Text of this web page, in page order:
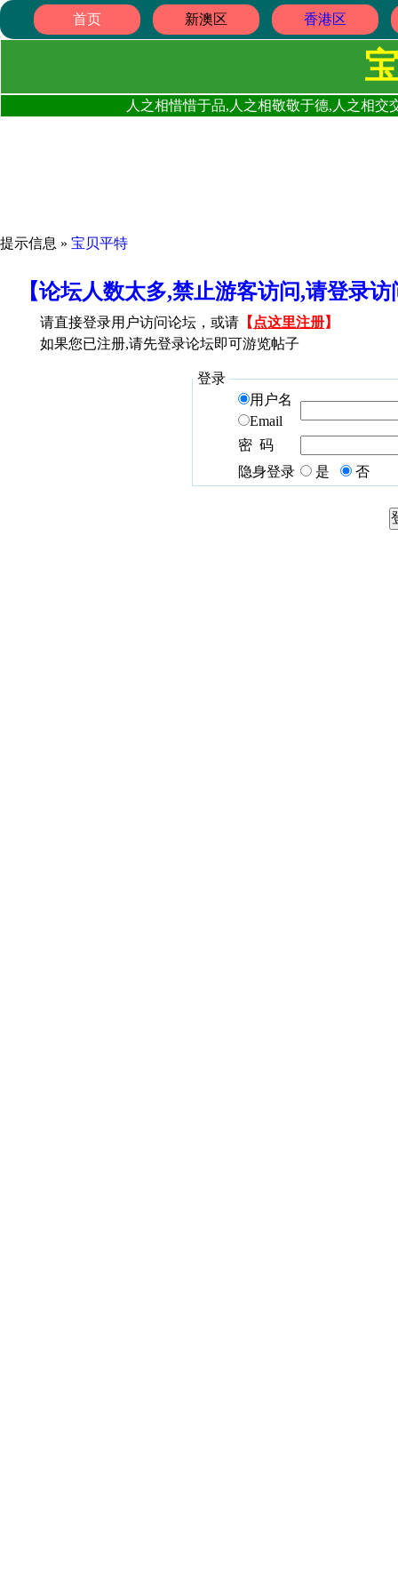
首页 新澳区 香港区
人之相惜惜于品,人之相敬敬于德,人之相
提示信息 » 宝贝平特
【论坛人数太多,禁止游客访问,请登录
请直接登录用户访问论坛，或请 【 点这里注册】
如果您已注册,请先登录论坛即可游览帖子
登录
用户名
Email
密 码
隐身登录
是 否